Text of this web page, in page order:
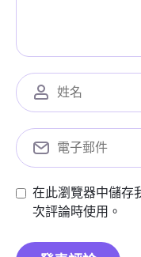
在此瀏覽器中儲存
次評論時使用。